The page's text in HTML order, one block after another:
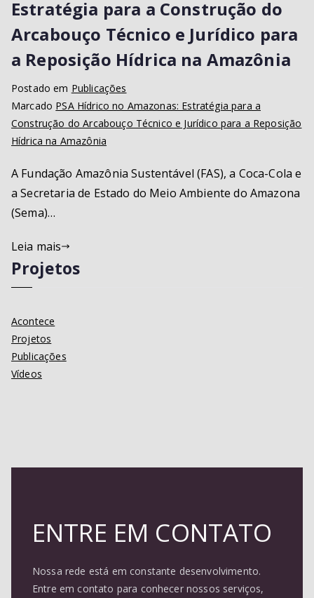
Estratégia para a Construção do
Arcabouço Técnico e Jurídico para
a Reposição Hídrica na Amazônia
Postado em Publicações
Marcado PSA Hídrico no Amazonas: Estratégia para a
Construção do Arcabouço Técnico e Jurídico para a Reposição
Hídrica na Amazônia
A Fundação Amazônia Sustentável (FAS), a Coca-Cola e
a Secretaria de Estado do Meio Ambiente do Amazona
(Sema)…
Leia mais
Projetos
Acontece
Projetos
Publicações
Vídeos
ENTRE EM CONTATO
Nossa rede está em constante desenvolvimento.
Entre em contato para conhecer nossos serviços,